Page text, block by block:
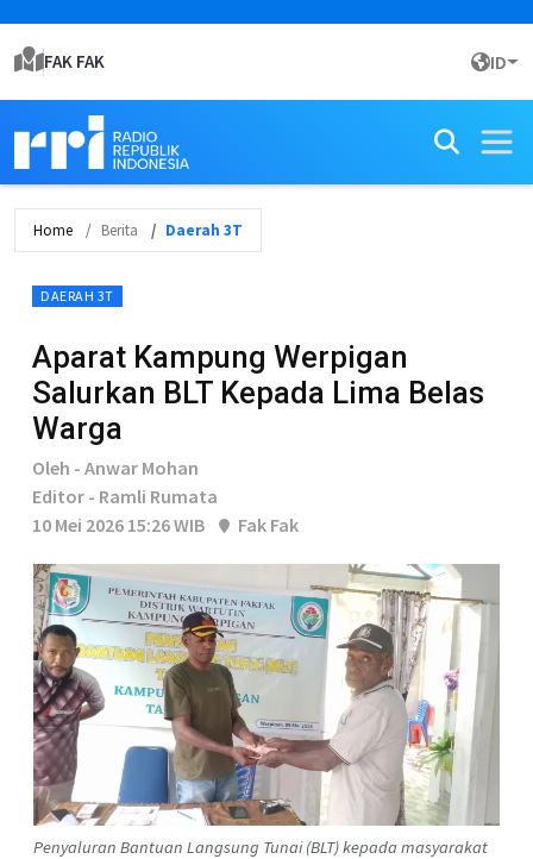
FAK FAK ID
Home Berita Daerah 3T
DAERAH 3T
Aparat Kampung Werpigan
Salurkan BLT Kepada Lima Belas
Warga
Oleh - Anwar Mohan
Editor - Ramli Rumata
10 Mei 2026 15:26 WIB
Fak Fak
Penyaluran Bantuan Langsung Tunai (BLT) kepada masyarakat